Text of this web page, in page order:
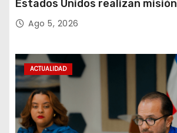
Estados Unidos realizan
Amistad 2026 en La Vega
Ago 5, 2026
ACTUALIDAD